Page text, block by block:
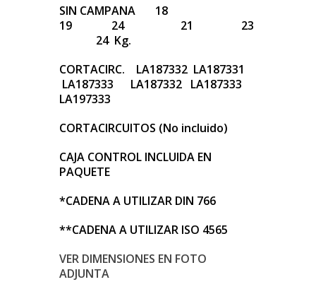
SIN CAMPANA 18
19 24 21 23
24 Kg.
CORTACIRC. LA187332 LA187331
LA187333 LA187332 LA187333
LA197333
CORTACIRCUITOS (No incluido)
CAJA CONTROL INCLUIDA EN
PAQUETE
*CADENA A UTILIZAR DIN 766
**CADENA A UTILIZAR ISO 4565
VER DIMENSIONES EN FOTO
ADJUNTA